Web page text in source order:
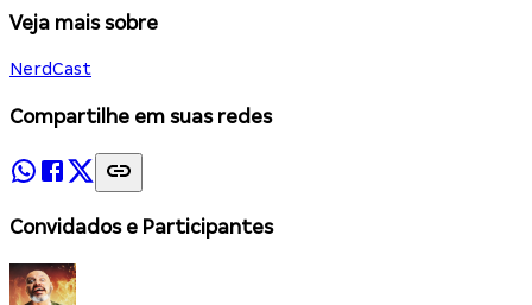
Veja mais sobre
NerdCast
Compartilhe em suas redes
Convidados e Participantes